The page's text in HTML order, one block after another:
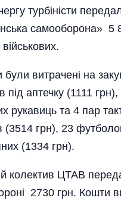
турбіністи
самооборона» 5
були витрачені на
під аптечку (1111
рукавиць та 4 пар
(3514 грн), 23
(1334 грн).
колектив ЦТАВ
2730 грн. Кошти